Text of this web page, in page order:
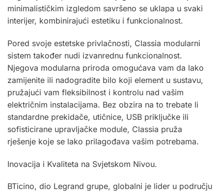
minimalističkim izgledom savršeno se uklapa u svaki
interijer, kombinirajući estetiku i funkcionalnost.
Pored svoje estetske privlačnosti, Classia modularni
sistem također nudi izvanrednu funkcionalnost.
Njegova modularna priroda omogućava vam da lako
zamijenite ili nadogradite bilo koji element u sustavu,
pružajući vam fleksibilnost i kontrolu nad vašim
električnim instalacijama. Bez obzira na to trebate li
standardne prekidače, utičnice, USB priključke ili
sofisticirane upravljačke module, Classia pruža
rješenje koje se lako prilagođava vašim potrebama.
Inovacija i Kvaliteta na Svjetskom Nivou.
BTicino, dio Legrand grupe, globalni je lider u području